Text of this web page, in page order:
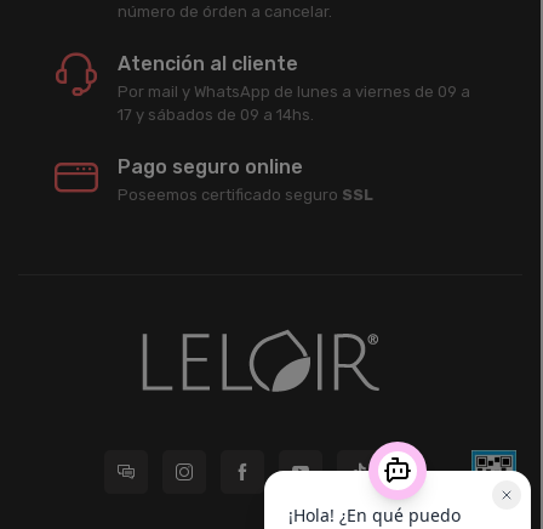
número de órden a cancelar.
Atención al cliente
Por mail y WhatsApp de lunes a viernes de 09 a
17 y sábados de 09 a 14hs.
Pago seguro online
Poseemos certificado seguro SSL